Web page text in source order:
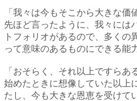
「我々は今もそこから大きな価
先ほど言ったように、我々には
トフォリオがあるので、多くの
って意味のあるものにできる能
「おそらく、それ以上ですらあ
始めたときに想像していた以上
たし、今も大きな恩恵を受けて